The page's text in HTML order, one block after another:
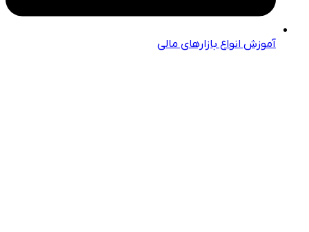
آموزش انواع بازارهای مالی